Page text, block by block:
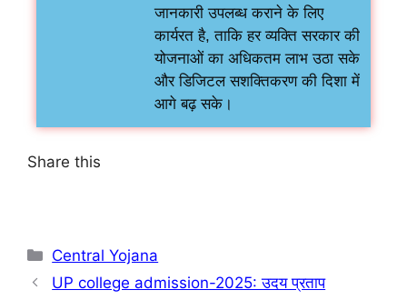
जानकारी उपलब्ध कराने के लिए
कार्यरत है, ताकि हर व्यक्ति सरकार की
योजनाओं का अधिकतम लाभ उठा सके
और डिजिटल सशक्तिकरण की दिशा में
आगे बढ़ सके।
Share this
Central Yojana
UP college admission-2025: उदय प्रताप